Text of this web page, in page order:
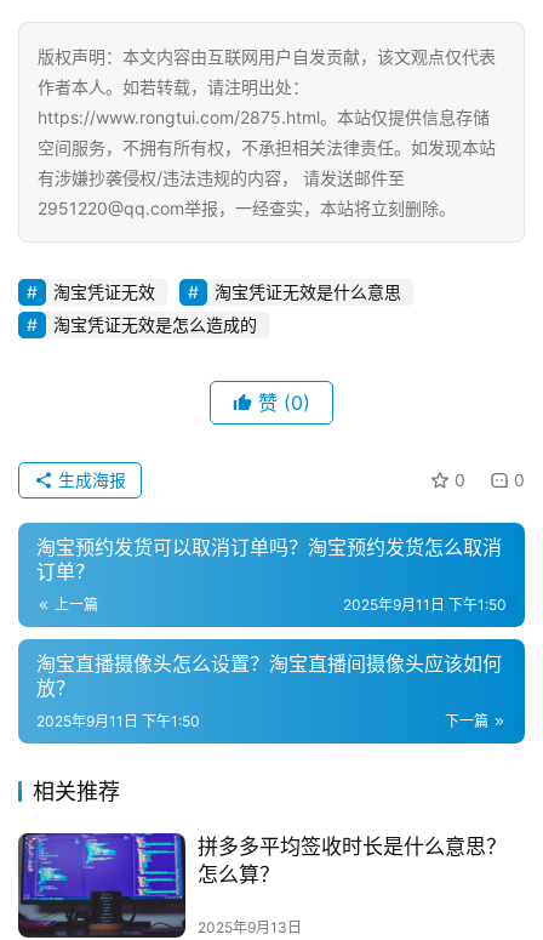
观
察
电
商
运
营
货
引
流
推
广
私
问
答
社
区
登录
版权声明：本文内容由互联网用户自发贡献，该文观点仅代表
作者本人。如若转载，请注明出处：
https://www.rongtui.com/2875.html。本站仅提供信息存储
空间服务，不拥有所有权，不承担相关法律责任。如发现本站
有涉嫌抄袭侵权/违法违规的内容， 请发送邮件至
2951220@qq.com举报，一经查实，本站将立刻删除。
淘宝凭证无效
淘宝凭证无效是什么意思
淘宝凭证无效是怎么造成的
赞 (0)
0 0
生成海报
淘宝预约发货可以取消订单吗？淘宝预约发货怎么取消
订单？
上一篇 2025年9月11日 下午1:50
淘宝直播摄像头怎么设置？淘宝直播间摄像头应该如何
放？
下一篇
2025年9月11日 下午1:50
相关推荐
拼多多平均签收时长是什么意思？
怎么算？
2025年9月13日